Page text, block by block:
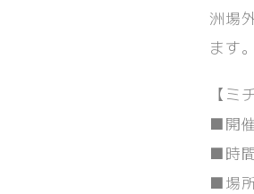
洲場
ます。
【ミ
■開
■時
■場